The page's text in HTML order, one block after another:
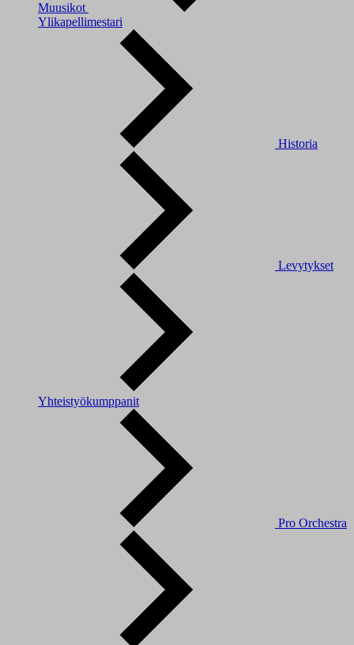
Muusikot
Ylikapellimestari
Historia
Levytykset
Yhteistyökumppanit
Pro Orchestra